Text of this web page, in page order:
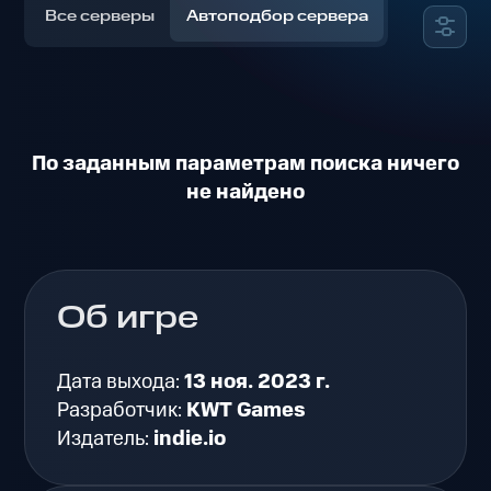
Все серверы Автоподбор сервера
По заданным параметрам поиска ничего
не найдено
Об игре
Дата выхода:13 ноя. 2023 г.
Разработчик: KWT Games
Издатель: indie.io